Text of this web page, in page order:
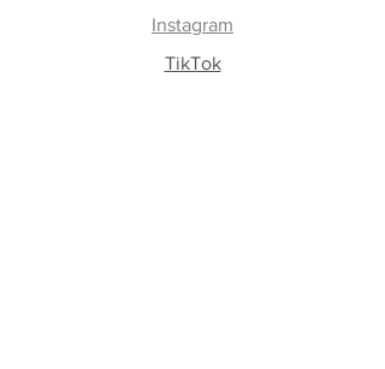
Instagram
TikTok